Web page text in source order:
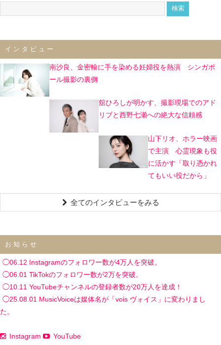
インタビュー
南沙良、金密輸に手を染める妊婦役を熱演 シンガポ
ール撮影の裏側
舘ひろしが明かす、撮影現場でのアド
リブと西野七瀬への絶大な信頼感
山下リオ、ホラー映画
で主演 心霊現象も役
に活かす「取り憑かれ
てもいい役だから」
全てのインタビューをみる
お知らせ
◯06.12 Instagramのフォロワー数が4万人を突破。
◯06.01 TikTokのフォロワー数が2万を突破。
◯10.11 YouTubeチャンネルの登録者数が20万人を達成！
◯25.08.01 MusicVoiceは媒体名が「vois ヴォイス」に変わりまし
た。
Instagram YouTube